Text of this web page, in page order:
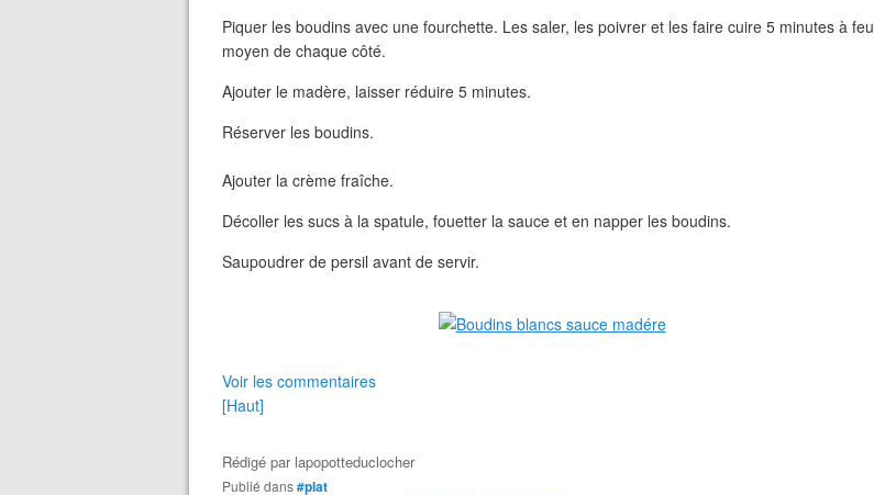
Piquer les boudins avec une fourchette. Les saler, les poivrer et les faire cuire 5 minutes à feu
moyen de chaque côté.
Ajouter le madère, laisser réduire 5 minutes.
Réserver les boudins.
Ajouter la crème fraîche.
Décoller les sucs à la spatule, fouetter la sauce et en napper les boudins.
Saupoudrer de persil avant de servir.
Voir les commentaires
[Haut]
Rédigé par lapopotteduclocher
Publié dans#plat